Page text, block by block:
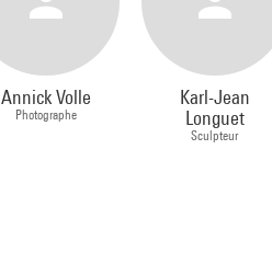
Annick Volle
Photographe
Karl-Jean
Longuet
Sculpteur